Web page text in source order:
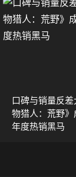
口碑与销量反
物猎人：荒野》
年度热销黑马